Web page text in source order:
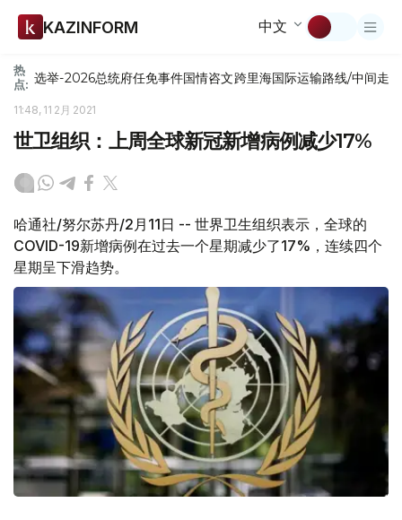
KAZINFORM 中文
热
点: 选举-2026总统府任免事件国情咨文跨里海国际运输路线/中间走廊
11:48, 11 2月 2021
世卫组织：上周全球新冠新增病例减少17%
哈通社/努尔苏丹/2月11日 -- 世界卫生组织表示，全球的
COVID-19新增病例在过去一个星期减少了17%，连续四个
星期呈下滑趋势。